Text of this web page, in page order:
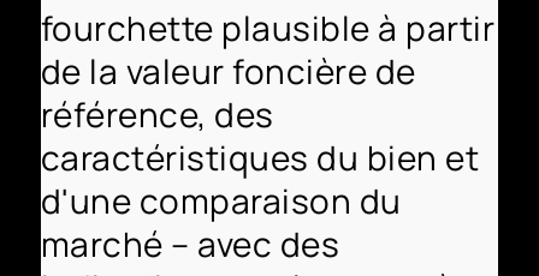
fourchette plausible à partir
de la valeur foncière de
référence, des
caractéristiques du bien et
d'une comparaison du
marché – avec des